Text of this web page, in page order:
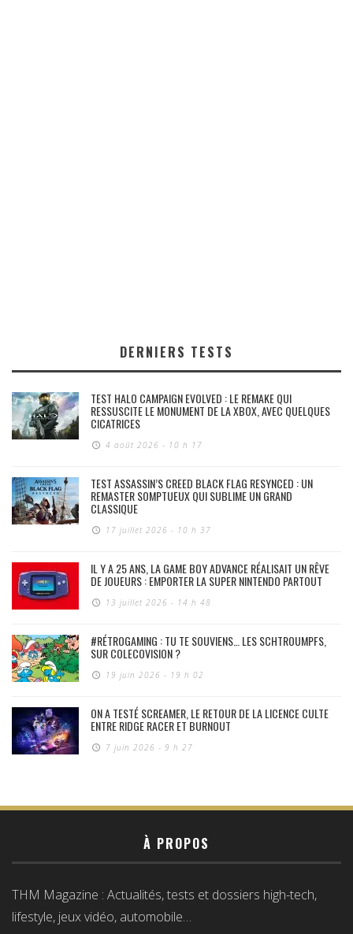
DERNIERS TESTS
TEST HALO CAMPAIGN EVOLVED : LE REMAKE QUI
RESSUSCITE LE MONUMENT DE LA XBOX, AVEC QUELQUES
CICATRICES
4 août 2026 - 10 h 17
TEST ASSASSIN’S CREED BLACK FLAG RESYNCED : UN
REMASTER SOMPTUEUX QUI SUBLIME UN GRAND
CLASSIQUE
17 juillet 2026 - 10 h 37
IL Y A 25 ANS, LA GAME BOY ADVANCE RÉALISAIT UN RÊVE
DE JOUEURS : EMPORTER LA SUPER NINTENDO PARTOUT
13 juillet 2026 - 14 h 48
#RÉTROGAMING : TU TE SOUVIENS… LES SCHTROUMPFS,
SUR COLECOVISION ?
19 juin 2026 - 19 h 02
ON A TESTÉ SCREAMER, LE RETOUR DE LA LICENCE CULTE
ENTRE RIDGE RACER ET BURNOUT
7 juin 2026 - 9 h 27
À PROPOS
THM Magazine : Actualités, tests et dossiers high-tech,
lifestyle, jeux vidéo, automobile…